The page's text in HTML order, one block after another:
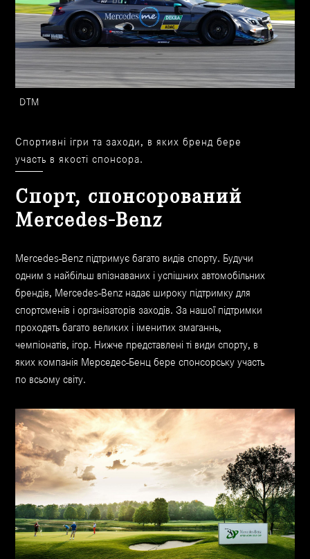
DTM
Спортивні ігри та заходи, в яких бренд бере
участь в якості спонсора.
Спорт, спонсорований
Mercedes-Benz
Mercedes-Benz підтримує багато видів спорту. Будучи
одним з найбільш впізнаваних і успішних автомобільних
брендів, Mercedes-Benz надає широку підтримку для
спортсменів і організаторів заходів. За нашої підтримки
проходять багато великих і іменитих змаганнь,
чемпіонатів, ігор. Нижче представлені ті види спорту, в
яких компанія Мерседес-Бенц бере спонсорську участь
по всьому світу.